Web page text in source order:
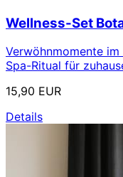
Wellness-Set
Verwöhnmomente
Spa-Ritual für
15,90 EUR
Details